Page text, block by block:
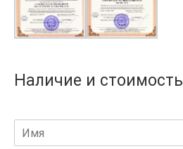
Наличие и стоимость